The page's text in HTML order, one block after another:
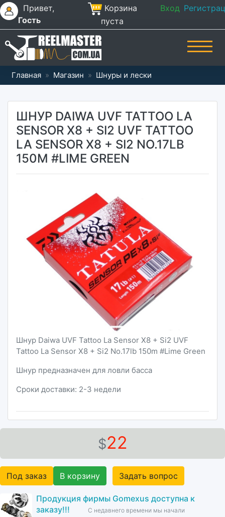
Привет,
Гость
Корзина
пуста
Вход
Главная » Магазин » Шнуры и лески
$22
Под заказ В корзину Задать вопрос
Продукция фирмы Gomexus доступна к
заказу!!!
С недавнего времени мы начали
ШНУР DAIWA UVF TATTOO LA
SENSOR X8 + SI2 UVF TATTOO
LA SENSOR X8 + SI2 NO.17LB
150M #LIME GREEN
Шнур Daiwa UVF Tattoo La Sensor X8 + Si2 UVF
Tattoo La Sensor X8 + Si2 No.17lb 150m #Lime Green
Шнур предназначен для ловли басса
Сроки доставки: 2-3 недели